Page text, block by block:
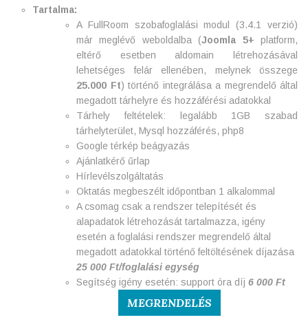
Tartalma:
A FullRoom szobafoglalási modul (3.4.1 verzió)
már meglévő weboldalba (Joomla 5+ platform,
eltérő esetben aldomain létrehozásával
lehetséges felár ellenében, melynek összege
25.000 Ft) történő integrálása a megrendelő által
megadott tárhelyre és hozzáférési adatokkal
Tárhely feltételek: legalább 1GB szabad
tárhelyterület, Mysql hozzáférés, php8
Google térkép beágyazás
Ajánlatkérő űrlap
Hírlevélszolgáltatás
Oktatás megbeszélt időpontban 1 alkalommal
A csomag csak a rendszer telepítését és
alapadatok létrehozását tartalmazza, igény
esetén a foglalási rendszer megrendelő által
megadott adatokkal történő feltöltésének díjazása
25 000 Ft/foglalási egység
Segítség igény esetén: support óra díj 6 000 Ft
MEGRENDELÉS